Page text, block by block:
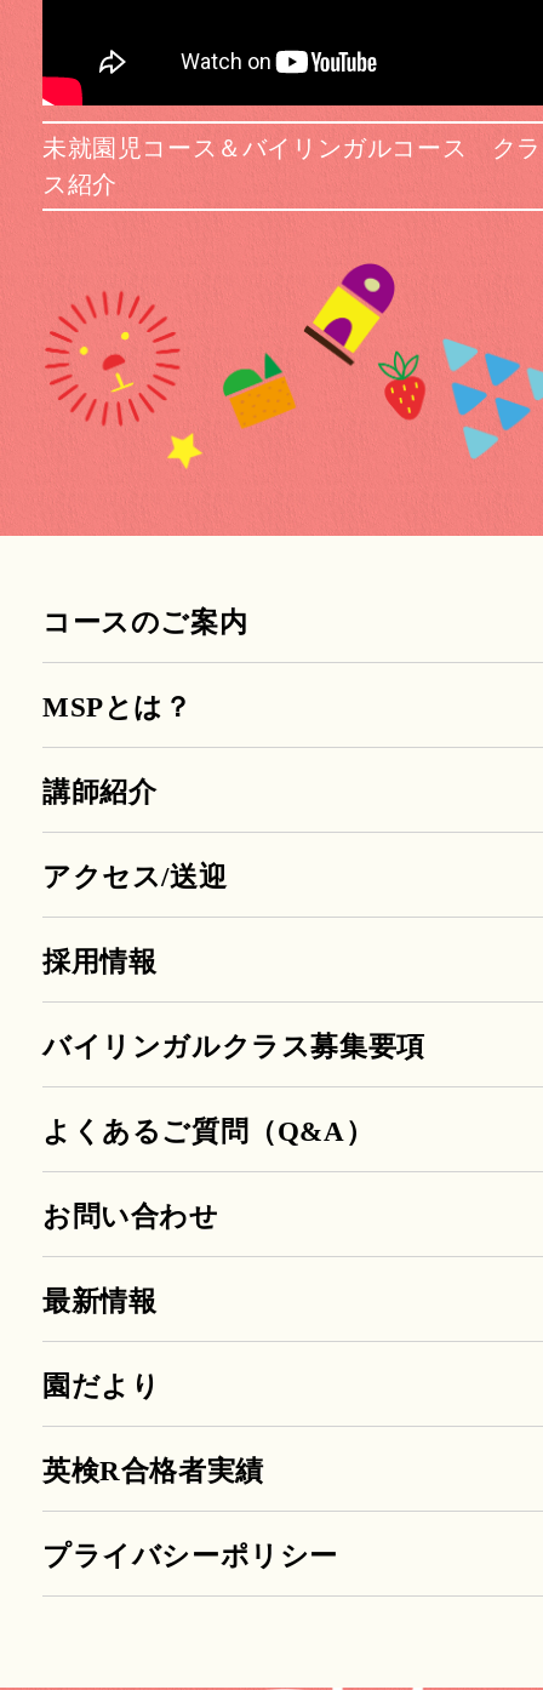
未就園児コース＆バイリンガルコース クラ
ス紹介
コースのご案内
MSPとは？
講師紹介
アクセス/送迎
採用情報
バイリンガルクラス募集要項
よくあるご質問（Q&A）
お問い合わせ
最新情報
園だより
英検R合格者実績
プライバシーポリシー